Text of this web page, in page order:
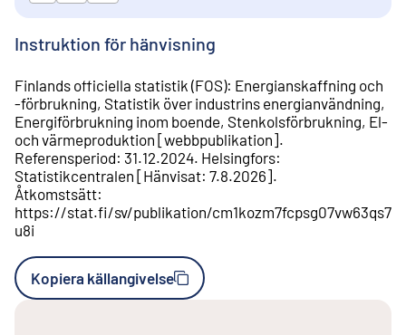
Instruktion för hänvisning
Finlands officiella statistik (FOS): Energianskaffning och
-förbrukning, Statistik över industrins energianvändning,
Energiförbrukning inom boende, Stenkolsförbrukning, El-
och värmeproduktion [webbpublikation].
Referensperiod: 31.12.2024. Helsingfors:
Statistikcentralen [Hänvisat: 7.8.2026].
Åtkomstsätt:
https://stat.fi/sv/publikation/cm1kozm7fcpsg07vw63qs7
u8i
Kopiera källangivelse